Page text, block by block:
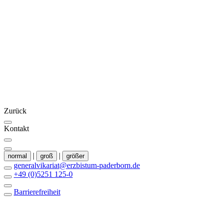
Zurück
Kontakt
normal | groß | größer
generalvikariat@erzbistum-paderborn.de
+49 (0)5251 125-0
Barrierefreiheit